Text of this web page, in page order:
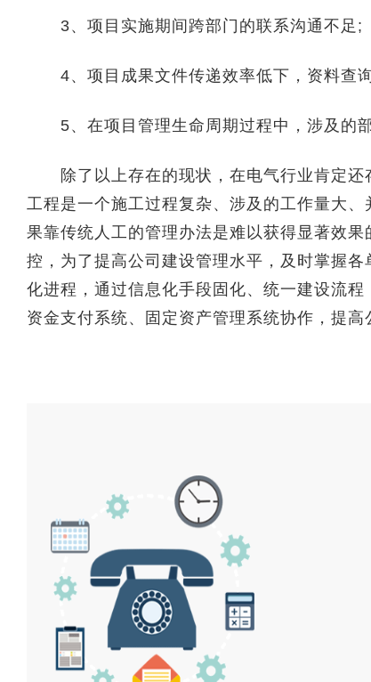
3、项目实施期间跨部门的联系沟通不足;
4、项目成果文件传递效率低下，资料查
5、在项目管理生命周期过程中，涉及的部
除了以上存在的现状，在电气行业肯定还
工程是一个施工过程复杂、涉及的工作量大
果靠传统人工的管理办法是难以获得显著效
控，为了提高公司建设管理水平，及时掌握
化进程，通过信息化手段固化、统一建设流
资金支付系统、固定资产管理系统协作，提高